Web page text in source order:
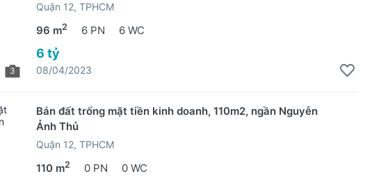
3
Quận 12, TPHCM
96 m2 6 PN 6 WC
6 tỷ
08/04/2023
Bán đất trống mặt tiền kinh doanh, 110m2, ngần Nguyễn
Ảnh Thủ
Quận 12, TPHCM
110 m2 0 PN 0 WC